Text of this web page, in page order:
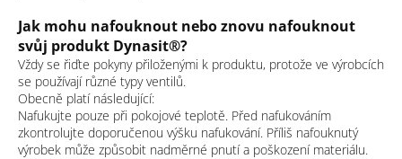
Jak mohu nafouknout nebo znovu nafouknout
svůj produkt Dynasit®?
Vždy se řiďte pokyny přiloženými k produktu, protože ve výrobcích
se používají různé typy ventilů.
Obecně platí následující:
Nafukujte pouze při pokojové teplotě. Před nafukováním
zkontrolujte doporučenou výšku nafukování. Příliš nafouknutý
výrobek může způsobit nadměrné pnutí a poškození materiálu.